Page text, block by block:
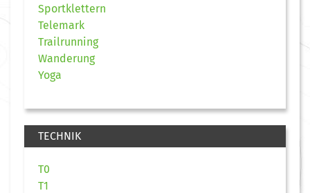
Sportklettern
Telemark
Trailrunning
Wanderung
Yoga
TECHNIK
T0
T1